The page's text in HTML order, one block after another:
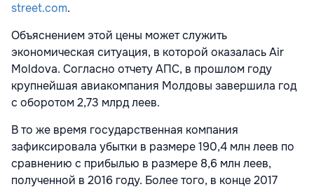
street.com.
Объяснением этой цены может служить
экономическая ситуация, в которой оказалась Air
Moldova. Согласно отчету АПС, в прошлом году
крупнейшая авиакомпания Молдовы завершила год
с оборотом 2,73 млрд леев.
В то же время государственная компания
зафиксировала убытки в размере 190,4 млн леев по
сравнению с прибылью в размере 8,6 млн леев,
полученной в 2016 году. Более того, в конце 2017